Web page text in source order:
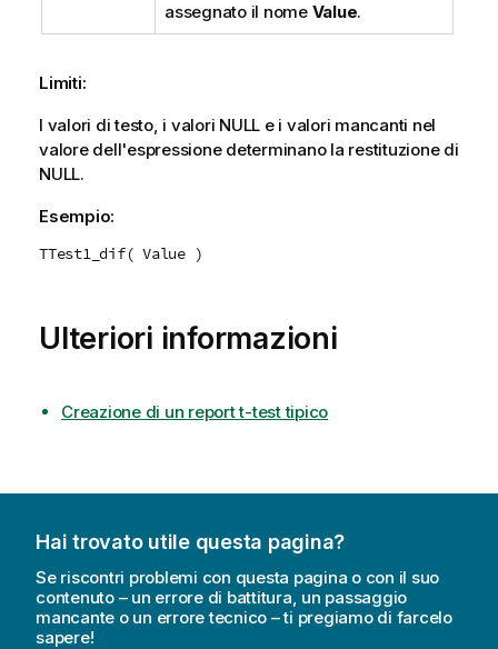
assegnato il nome Value.
Limiti:
I valori di testo, i valori NULL e i valori mancanti nel
valore dell'espressione determinano la restituzione di
NULL.
Esempio:
TTest1_dif( Value )
Ulteriori informazioni
Creazione di un report t-test tipico
Hai trovato utile questa pagina?
Se riscontri problemi con questa pagina o con il suo
contenuto – un errore di battitura, un passaggio
mancante o un errore tecnico – ti pregiamo di farcelo
sapere!